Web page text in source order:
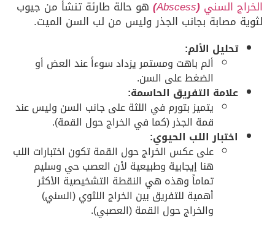
الخراج السني (
Abscess
) هو حالة طارئة تنشأ من جيوب
لثوية مصابة بجانب الجذر وليس من لب السن الميت.
تحليل الألم:
ألم باهت ومستمر يزداد سوءاً عند العض أو
الضغط على السن.
علامة التفريق الحاسمة:
يتميز بتورم في اللثة على جانب السن وليس عند
قمة الجذر (كما في الخراج حول القمة).
اختبار اللب الحيوي:
على عكس الخراج حول القمة تكون اختبارات اللب
هنا إيجابية وطبيعية لأن العصب حي وسليم
تماماً وهذه هي النقطة التشخيصية الأكثر
أهمية للتفريق بين الخراج اللثوي (السني)
والخراج حول القمة (العصبي).